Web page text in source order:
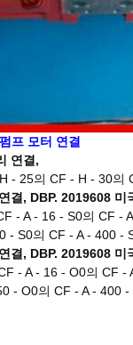
프 모터 연결
연결,
- 25의 CF - H - 30
결, DBP. 2019608
- A - 16 - S0의 CF -
- S0의 CF - A - 400 -
결, DBP. 2019608
- A - 16 - O0의 CF
- O0의 CF - A - 400 -